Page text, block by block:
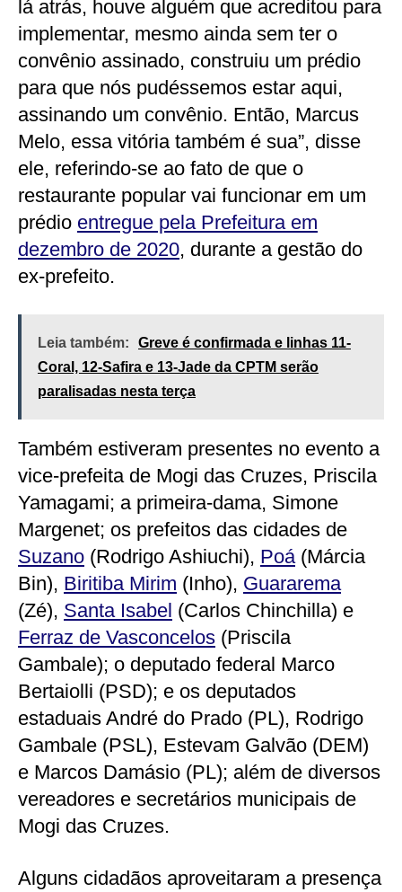
lá atrás, houve alguém que acreditou para
implementar, mesmo ainda sem ter o
convênio assinado, construiu um prédio
para que nós pudéssemos estar aqui,
assinando um convênio. Então, Marcus
Melo, essa vitória também é sua”, disse
ele, referindo-se ao fato de que o
restaurante popular vai funcionar em um
prédio entregue pela Prefeitura em
dezembro de 2020, durante a gestão do
ex-prefeito.
Leia também:
Greve é confirmada e linhas 11-
Coral, 12-Safira e 13-Jade da CPTM serão
paralisadas nesta terça
Também estiveram presentes no evento a
vice-prefeita de Mogi das Cruzes, Priscila
Yamagami; a primeira-dama, Simone
Margenet; os prefeitos das cidades de
Suzano (Rodrigo Ashiuchi), Poá(Márcia
Bin), Biritiba Mirim (Inho), Guararema
(Zé), Santa Isabel (Carlos Chinchilla) e
Ferraz de Vasconcelos (Priscila
Gambale); o deputado federal Marco
Bertaiolli (PSD); e os deputados
estaduais André do Prado (PL), Rodrigo
Gambale (PSL), Estevam Galvão (DEM)
e Marcos Damásio (PL); além de diversos
vereadores e secretários municipais de
Mogi das Cruzes.
Alguns cidadãos aproveitaram a presença